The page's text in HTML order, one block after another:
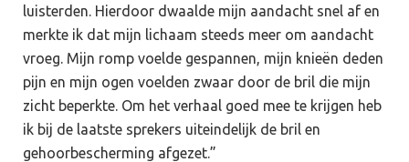
luisterden. Hierdoor dwaalde mijn aandacht snel af en
merkte ik dat mijn lichaam steeds meer om aandacht
vroeg. Mijn romp voelde gespannen, mijn knieën deden
pijn en mijn ogen voelden zwaar door de bril die mijn
zicht beperkte. Om het verhaal goed mee te krijgen heb
ik bij de laatste sprekers uiteindelijk de bril en
gehoorbescherming afgezet.”